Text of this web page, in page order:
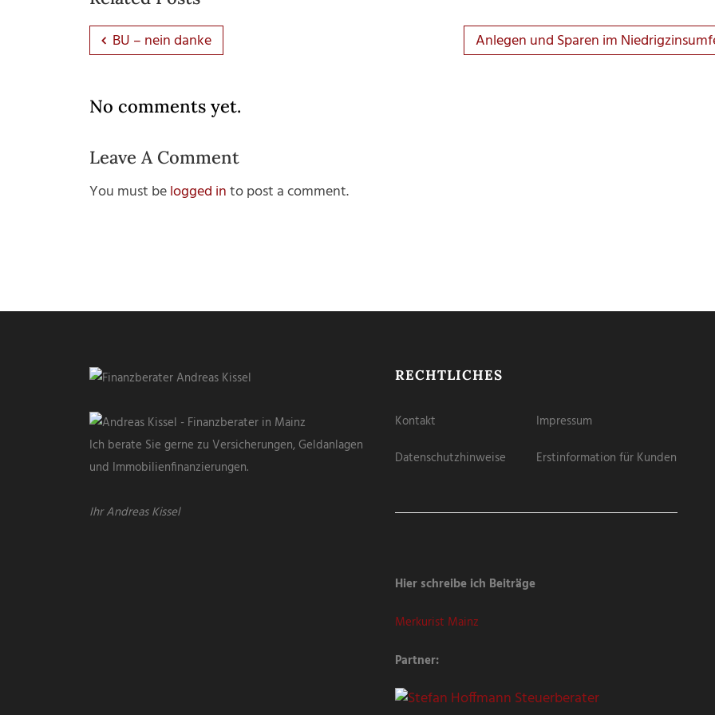
BU – nein danke Anlegen und Sparen im
No comments yet.
Leave A Comment
You must belogged into post a comment.
Ich berate Sie gerne zu Versicherungen, Geldanlagen
und Immobilienfinanzierungen.
Ihr Andreas Kissel
RECHTLICHES
Kontakt
Impressum
Datenschutzhinweise
Erstinformation für Kunden
Hier schreibe ich Beiträge
Merkurist Mainz
Partner: